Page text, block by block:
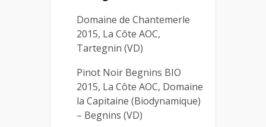
Domaine de Chantemerle
2015, La Côte AOC,
Tartegnin (VD)
Pinot Noir Begnins BIO
2015, La Côte AOC, Domaine
la Capitaine (Biodynamique)
– Begnins (VD)